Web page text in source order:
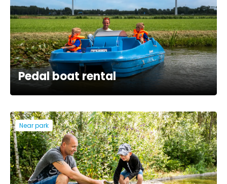
Pedal boat rental
Near park